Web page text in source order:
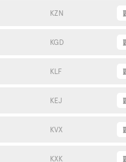
KZN
KGD
KLF
KEJ
KVX
KXK